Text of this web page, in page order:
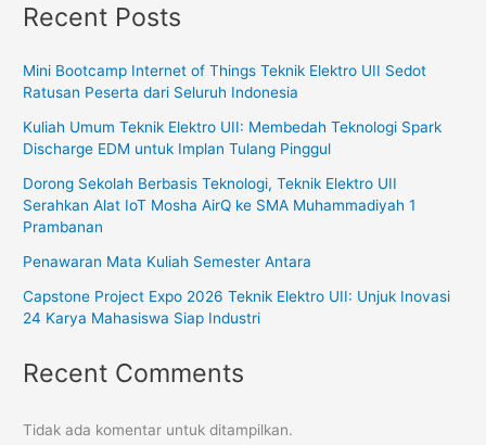
Recent Posts
Mini Bootcamp Internet of Things Teknik Elektro UII Sedot
Ratusan Peserta dari Seluruh Indonesia
Kuliah Umum Teknik Elektro UII: Membedah Teknologi Spark
Discharge EDM untuk Implan Tulang Pinggul
Dorong Sekolah Berbasis Teknologi, Teknik Elektro UII
Serahkan Alat IoT Mosha AirQ ke SMA Muhammadiyah 1
Prambanan
Penawaran Mata Kuliah Semester Antara
Capstone Project Expo 2026 Teknik Elektro UII: Unjuk Inovasi
24 Karya Mahasiswa Siap Industri
Recent Comments
Tidak ada komentar untuk ditampilkan.